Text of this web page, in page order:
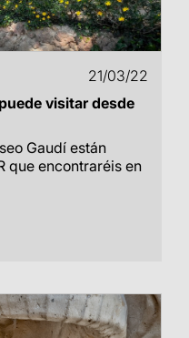
21/03/22
visitar desde
Gaudí están
que encontraréis en